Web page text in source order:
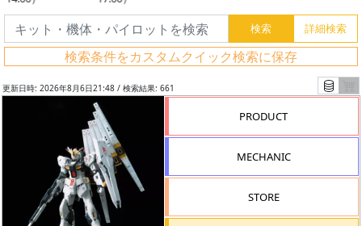
検索条件をカスタムクイック検索に保存
更新日時: 2026年8月6日21:48 / 検索結果: 661
PRODUCT
MECHANIC
STORE